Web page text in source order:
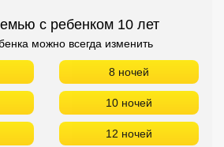
с ребенком 10 лет
можно всегда изменить
8 ночей
10 ночей
12 ночей